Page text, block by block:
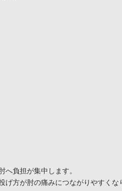
負担が集中します。
方が肘の痛みにつながりやすくな